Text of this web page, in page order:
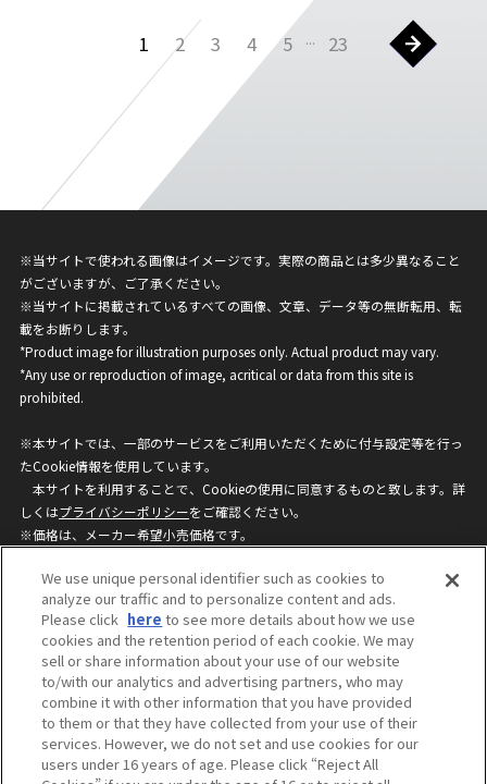
1 2 3 4 5 ... 23
※当サイトで使われる画像はイメージです。実際の商品とは多少異なること
がございますが、ご了承ください。
※当サイトに掲載されているすべての画像、文章、データ等の無断転用、転
載をお断りします。
*Product image for illustration purposes only. Actual product may vary.
*Any use or reproduction of image, acritical or data from this site is
prohibited.
※本サイトでは、一部のサービスをご利用いただくために付与設定等を行っ
たCookie情報を使用しています。
本サイトを利用することで、Cookieの使用に同意するものと致します。詳
しくはプライバシーポリシーをご確認ください。
※価格は、メーカー希望小売価格です。
ざいますのでご了承ください。
privacypolicy
Do Not Sell or Share My
Personal Information
ウェブサイトご利用条件
ソーシャルメディアポリシー
個人情報保護方針
お問い合わせ
We use unique personal identifier such as cookies to
analyze our traffic and to personalize content and ads.
Please click here to see more details about how we use
cookies and the retention period of each cookie. We may
sell or share information about your use of our website
to/with our analytics and advertising partners, who may
combine it with other information that you have provided
to them or that they have collected from your use of their
services. However, we do not set and use cookies for our
users under 16 years of age. Please click “Reject All